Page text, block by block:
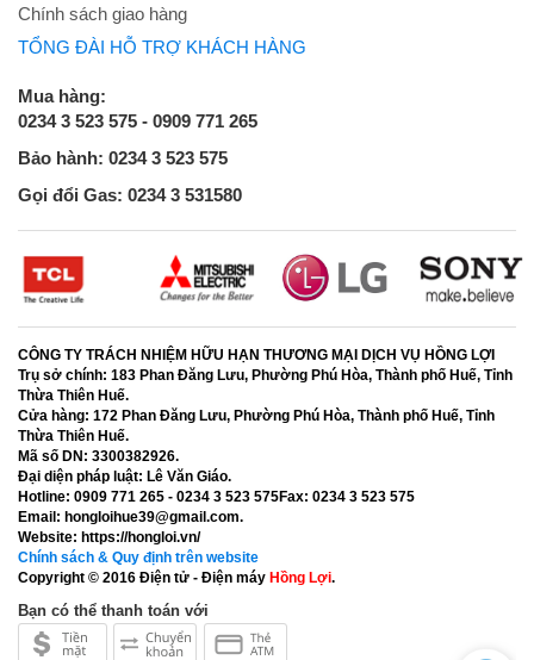
Chính sách giao hàng
TỔNG ĐÀI HỖ TRỢ KHÁCH HÀNG
Mua hàng:
0234 3 523 575 - 0909 771 265
Bảo hành: 0234 3 523 575
Gọi đổi Gas: 0234 3 531580
CÔNG TY TRÁCH NHIỆM HỮU HẠN THƯƠNG MẠI DỊCH VỤ HỒNG LỢI
Trụ sở chính: 183 Phan Đăng Lưu, Phường Phú Hòa, Thành phố Huế, Tỉnh
Thừa Thiên Huế.
Cửa hàng: 172 Phan Đăng Lưu, Phường Phú Hòa, Thành phố Huế, Tỉnh
Thừa Thiên Huế.
Mã số DN: 3300382926.
Đại diện pháp luật: Lê Văn Giáo.
Hotline: 0909 771 265 - 0234 3 523 575Fax: 0234 3 523 575
Email: hongloihue39@gmail.com.
Website: https://hongloi.vn/
Chính sách & Quy định trên website
Copyright © 2016 Điện tử - Điện máy Hồng Lợi.
Bạn có thể thanh toán với